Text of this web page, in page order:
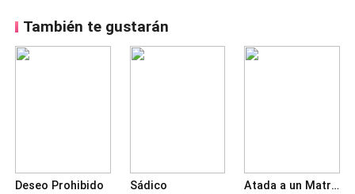
También te gustarán
Deseo Prohibido Sádico Atada a un Matrimonio con el CEO Mafioso